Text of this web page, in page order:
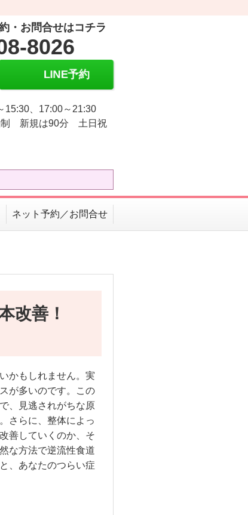
・お問合せはコチラ
8026
LINE予約
15:30、17:00～21:30
制 新規は90分 土日祝
ネット予約／お問合せ
改善！
かもしれません。実
が多いのです。この
、見逃されがちな原
さらに、整体によっ
善していくのか、そ
な方法で逆流性食道
、あなたのつらい症